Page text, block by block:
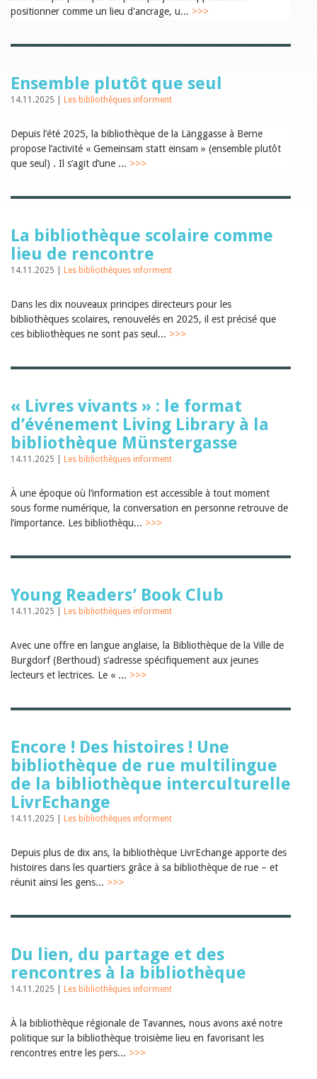
Encouragement à la lecture
Tags
Manifestations
Formation et perfectionnement
Jeune public
Ecole et bibliothèque
Bibliosuisse
Littérature de jeunesse
Encouragement des
bibliothèques
Bibliomedia
Tous les tags
Julie Greub
Sibylle Birrer
Javier Lopez
Aline Yeretzian
Markus Keel
Blaise Humbert-Droz
Sarah Jenni
Gabriela Hammel
Brigitte Burri
Tous les auteurs
Archives
Juillet 2026
Juin 2026
Mars 2026
Novembre 2025
Juin 2025
Mars 2025
Janvier 2025
2023
2022
2020
2017
2016
2015
2014
2013
2012
positionner comme un lieu d'ancrage, u... >>>
Ensemble plutôt que seul
14.11.2025 | Les bibliothèques informent
Depuis l’été 2025, la bibliothèque de la Länggasse à Berne
propose l’activité « Gemeinsam statt einsam » (ensemble plutôt
que seul) . Il s’agit d’une ... >>>
La bibliothèque scolaire comme
lieu de rencontre
14.11.2025 | Les bibliothèques informent
Dans les dix nouveaux principes directeurs pour les
bibliothèques scolaires, renouvelés en 2025, il est précisé que
ces bibliothèques ne sont pas seul... >>>
« Livres vivants » : le format
d’événement Living Library à la
bibliothèque Münstergasse
14.11.2025 | Les bibliothèques informent
À une époque où l’information est accessible à tout moment
sous forme numérique, la conversation en personne retrouve de
l’importance. Les bibliothèqu... >>>
Young Readers’ Book Club
14.11.2025 | Les bibliothèques informent
Avec une offre en langue anglaise, la Bibliothèque de la Ville de
Burgdorf (Berthoud) s’adresse spécifiquement aux jeunes
lecteurs et lectrices. Le « ... >>>
Encore ! Des histoires ! Une
bibliothèque de rue multilingue
de la bibliothèque interculturelle
LivrEchange
14.11.2025 | Les bibliothèques informent
Depuis plus de dix ans, la bibliothèque LivrEchange apporte des
histoires dans les quartiers grâce à sa bibliothèque de rue – et
réunit ainsi les gens... >>>
Du lien, du partage et des
rencontres à la bibliothèque
14.11.2025 | Les bibliothèques informent
À la bibliothèque régionale de Tavannes, nous avons axé notre
politique sur la bibliothèque troisième lieu en favorisant les
rencontres entre les pers... >>>